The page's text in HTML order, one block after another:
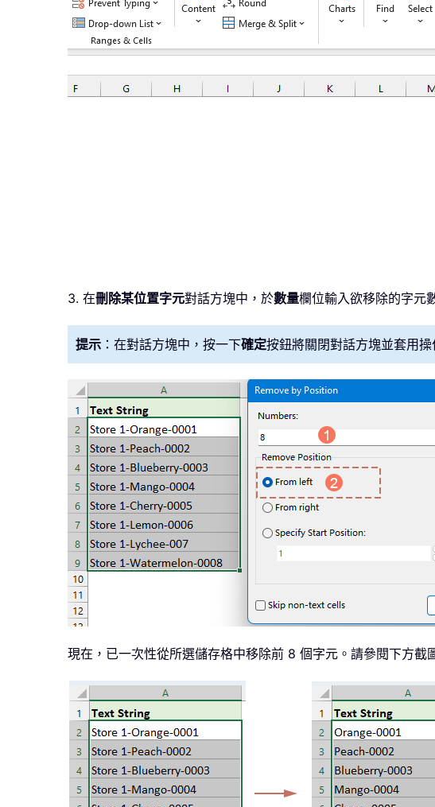
3. 在刪除某位置字元對話方塊中，於數量欄位輸入欲移除的字元
提示 ：在對話方塊中，按一下確定按鈕將關閉對話方塊並套用
現在，已一次性從所選儲存格中移除前 8 個字元。請參閱下方截